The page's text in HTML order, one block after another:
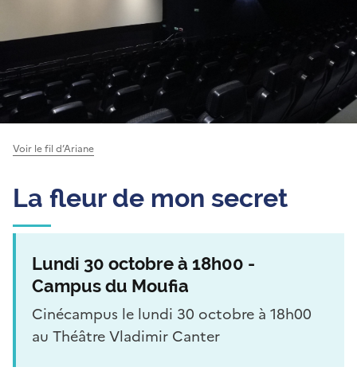
Voir le fil d’Ariane
La fleur de mon secret
Lundi 30 octobre à 18h00 -
Campus du Moufia
Cinécampus le lundi 30 octobre à 18h00
au Théâtre Vladimir Canter